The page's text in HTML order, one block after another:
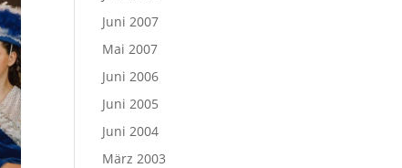
Juni 2007
Mai 2007
Juni 2006
Juni 2005
Juni 2004
März 2003